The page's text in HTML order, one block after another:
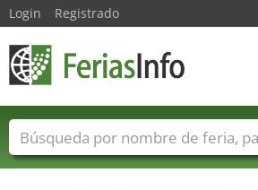
Login Registrado
Nombres de ferias Países